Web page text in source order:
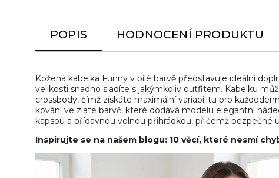
POPIS HODNOCENÍ PRODUKTU
Kožená kabelka Funny v bílé barvě představuje ideální
velikosti snadno sladíte s jakýmkoliv outfitem. Kabelku
crossbody, čímž získáte maximální variabilitu pro
kování ve zlaté barvě, které dodává modelu elegantní
kapsou a přídavnou volnou přihrádkou, přičemž bezpečné
Inspirujte se na našem blogu: 10 věcí, které nesmí